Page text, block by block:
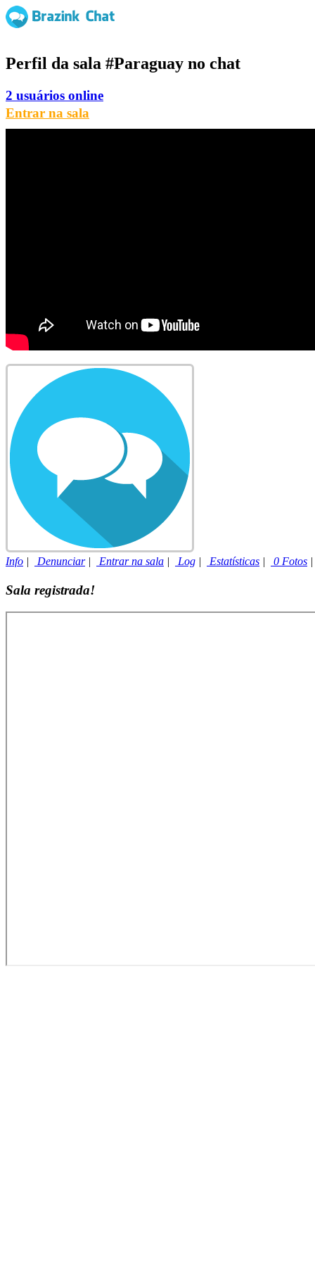
Perfil da sala #Paraguay no chat
2 usuários online
Entrar na sala
Info | Denunciar| Entrar na sala | Log | Estatísticas | 0 Fotos
Sala registrada!